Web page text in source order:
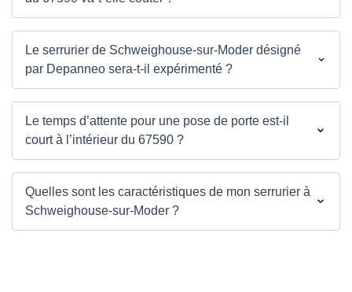
Le serrurier de Schweighouse-sur-Moder désigné
par Depanneo sera-t-il expérimenté ?
Le temps d’attente pour une pose de porte est-il
court à l’intérieur du 67590 ?
Quelles sont les caractéristiques de mon serrurier à
Schweighouse-sur-Moder ?